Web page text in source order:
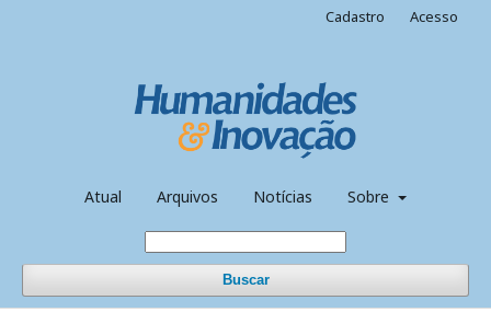
Atual Arquivos Notícias Sobre
Buscar
Cadastro Acesso